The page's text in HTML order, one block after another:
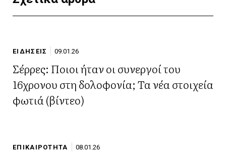
ΕΙΔΗΣΕΙΣ 09.01.26
Σέρρες: Ποιοι ήταν οι συνεργοί του
16χρονου στη δολοφονία; Τα νέα στοιχεία
φωτιά (βίντεο)
ΕΠΙΚΑΙΡΟΤΗΤΑ 08.01.26